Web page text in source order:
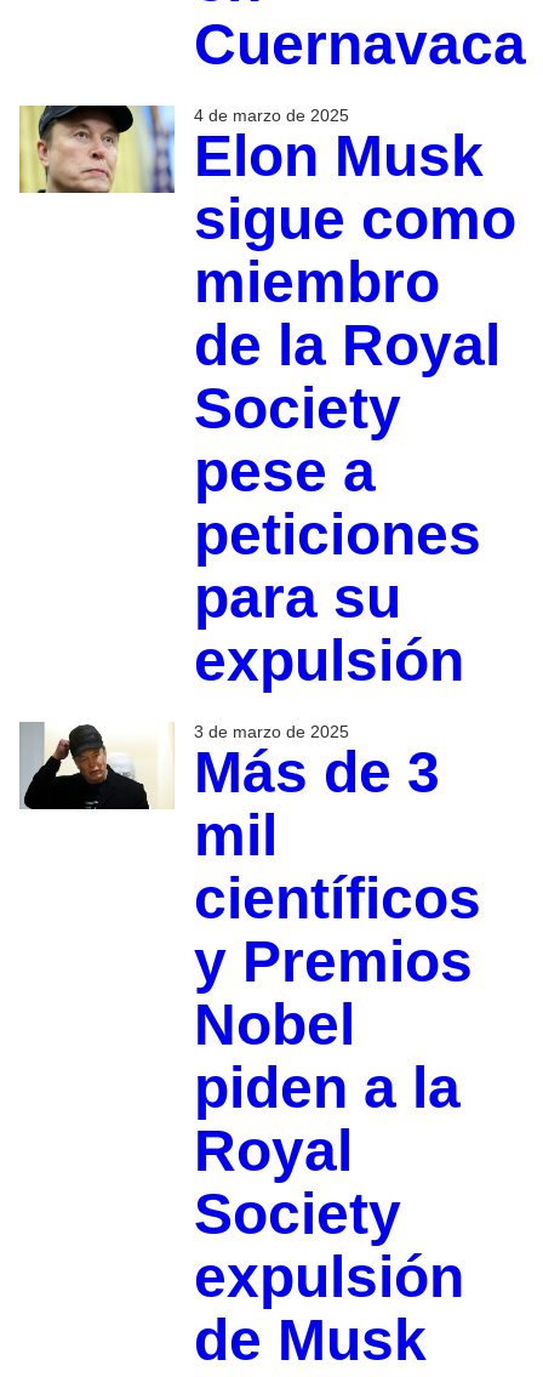
Cuernavaca
4 de marzo de 2025
Elon Musk
sigue como
miembro
de la Royal
Society
pese a
peticiones
para su
expulsión
3 de marzo de 2025
Más de 3
mil
científicos
y Premios
Nobel
piden a la
Royal
Society
expulsión
de Musk